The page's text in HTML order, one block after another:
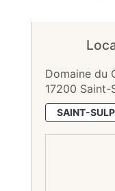
Domaine du
17200 Saint-
SAINT-